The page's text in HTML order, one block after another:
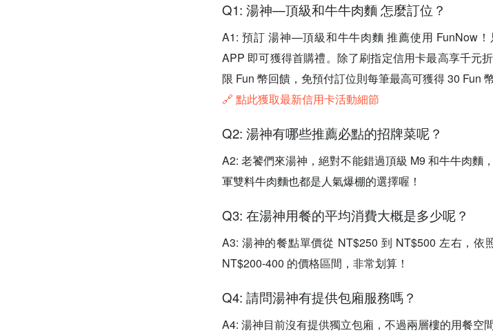
Q1: 湯神—頂級和牛牛肉麵 怎麼訂位？
A1: 預訂 湯神—頂級和牛牛肉麵 推薦使用 FunNow
APP 即可獲得首購禮。除了刷指定信用卡最高享千元
限 Fun 幣回饋，免預付訂位則每筆最高可獲得 30 Fun
🔗 點此獲取最新信用卡活動細節
Q2: 湯神有哪些推薦必點的招牌菜呢？
A2: 老饕們來湯神，絕對不能錯過頂級 M9 和牛牛肉麵
軍雙料牛肉麵也都是人氣爆棚的選擇喔！
Q3: 在湯神用餐的平均消費大概是多少呢？
A3: 湯神的餐點單價從 NT$250 到 NT$500 左右，
NT$200-400 的價格區間，非常划算！
Q4: 請問湯神有提供包廂服務嗎？
A4: 湯神目前沒有提供獨立包廂，不過兩層樓的用餐空